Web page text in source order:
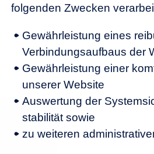
folgenden Zwecken
Gewährleistung eines
Verbindungsaufbaus der
Gewährleistung einer
unserer Website
Auswertung der
stabilität sowie
zu weiteren